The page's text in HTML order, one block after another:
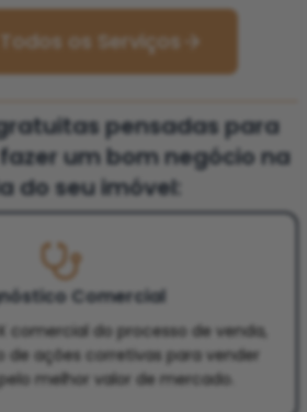
os Serviços
pensadas para
um bom negócio na
do seu imóvel:
Comercial
comercial do processo de venda,
de ações corretivas para vender
melhor valor de mercado.